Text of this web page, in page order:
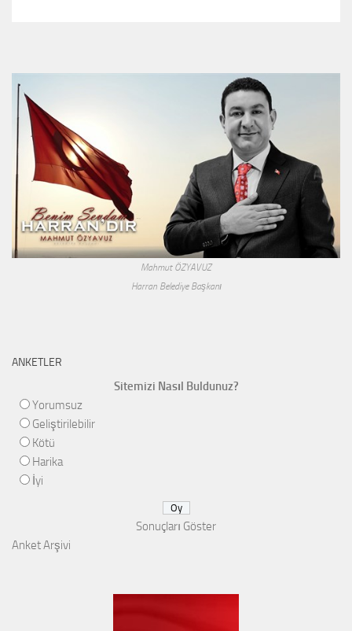
Mahmut ÖZYAVUZ
Harran Belediye Başkanı
ANKETLER
Sitemizi Nasıl Buldunuz?
Yorumsuz
Geliştirilebilir
Kötü
Harika
İyi
Sonuçları Göster
Anket Arşivi